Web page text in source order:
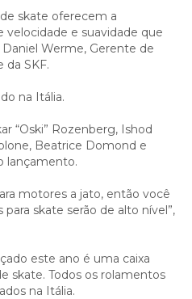
skate oferecem a
e suavidade que
Werme, Gerente de
da SKF.
na Itália.
“Oski” Rozenberg, Ishod
Beatrice Domond e
lançamento.
motores a jato, então você
skate serão de alto nível”,
este ano é uma caixa
skate. Todos os rolamentos
na Itália.